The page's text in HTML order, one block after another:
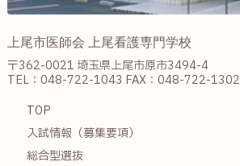
上尾市医師会 上尾看護専門学校
〒362-0021 埼玉県上尾市原市3494-4
TEL：048-722-1043 FAX：048-722-1302
TOP
入試情報（募集要項）
総合型選抜